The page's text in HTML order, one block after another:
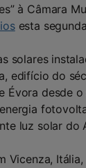
à Câmara
esta
solares
edifício do
Évora desde o
luz solar do
Vicenza,